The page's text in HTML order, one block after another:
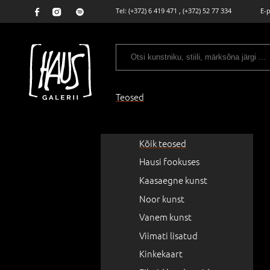
Tel: (+372) 6 419 471 , (+372) 52 77 334 E-
Teosed
Kõik teosed
Hausi fookuses
Kaasaegne kunst
Noor kunst
Vanem kunst
Viimati lisatud
Kinkekaart